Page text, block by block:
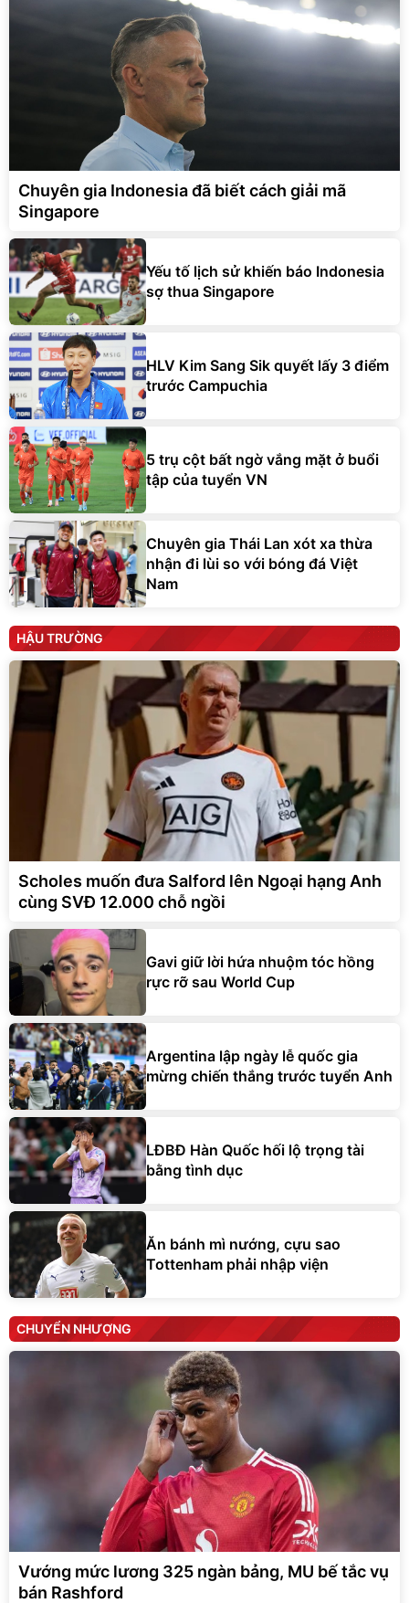
Chuyên gia Indonesia đã biết cách giải mã
Singapore
Yếu tố lịch sử khiến báo Indonesia
sợ thua Singapore
HLV Kim Sang Sik quyết lấy 3 điểm
trước Campuchia
5 trụ cột bất ngờ vắng mặt ở buổi
tập của tuyển VN
Chuyên gia Thái Lan xót xa thừa
nhận đi lùi so với bóng đá Việt
Nam
HẬU TRƯỜNG
Scholes muốn đưa Salford lên Ngoại hạng Anh
cùng SVĐ 12.000 chỗ ngồi
Gavi giữ lời hứa nhuộm tóc hồng
rực rỡ sau World Cup
Argentina lập ngày lễ quốc gia
mừng chiến thắng trước tuyển Anh
LĐBĐ Hàn Quốc hối lộ trọng tài
bằng tình dục
Ăn bánh mì nướng, cựu sao
Tottenham phải nhập viện
CHUYỂN NHƯỢNG
Vướng mức lương 325 ngàn bảng, MU bế tắc vụ
bán Rashford